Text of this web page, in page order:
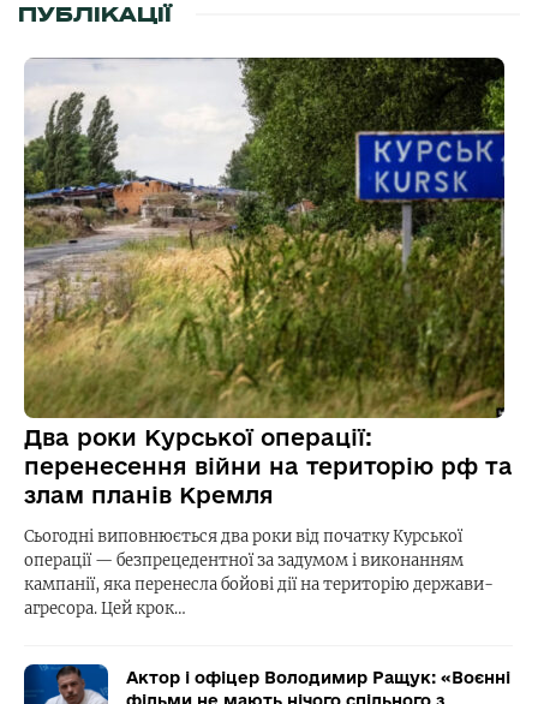
ПУБЛІКАЦІЇ
Два роки Курської операції:
перенесення війни на територію рф та
злам планів Кремля
Сьогодні виповнюється два роки від початку Курської
операції — безпрецедентної за задумом і виконанням
кампанії, яка перенесла бойові дії на територію держави-
агресора. Цей крок…
Актор і офіцер Володимир Ращук: «Воєнні